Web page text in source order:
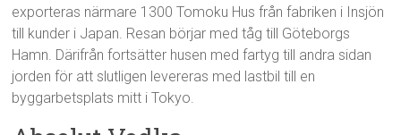
exporteras närmare 1300 Tomoku Hus från fabriken i Insjön
till kunder i Japan. Resan börjar med tåg till Göteborgs
Hamn. Därifrån fortsätter husen med fartyg till andra sidan
jorden för att slutligen levereras med lastbil till en
byggarbetsplats mitt i Tokyo.